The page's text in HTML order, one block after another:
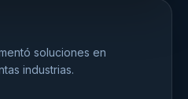
soluciones en
industrias.